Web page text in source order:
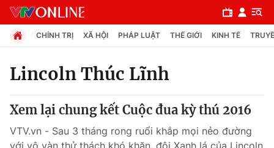
Chuyên mục
CHÍNH TRỊ XÃ HỘI PHÁP LUẬT THẾ GIỚI KINH TẾ
Lincoln Thúc Lĩnh
Xem lại chung kết Cuộc đua kỳ thú 2016
VTV.vn - Sau 3 tháng rong ruổi khắp mọi nẻo đường
với vô vàn thử thách khó khăn, đội Xanh lá của Lincoln